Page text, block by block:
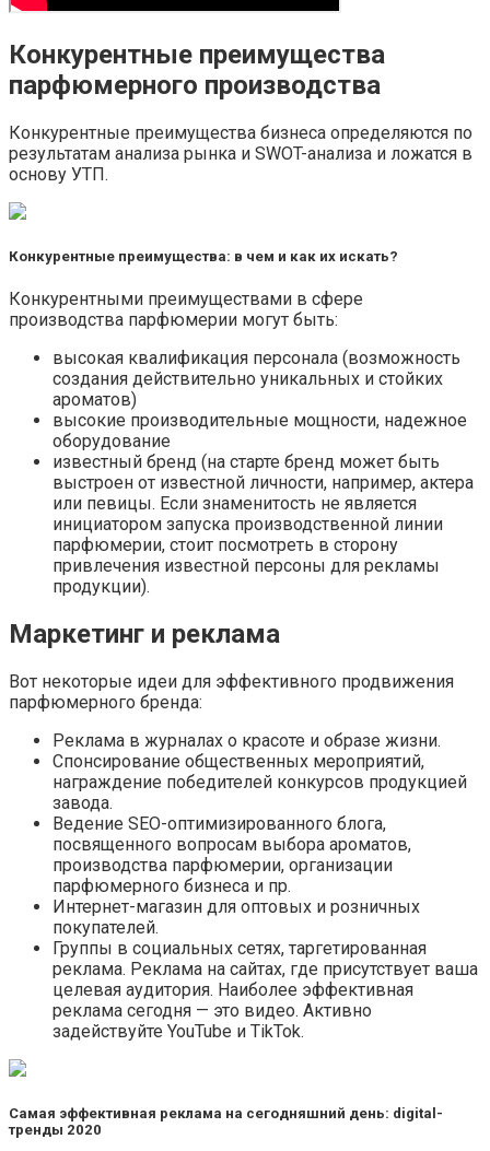
Конкурентные преимущества
парфюмерного производства
Конкурентные преимущества бизнеса определяются по
результатам анализа рынка и SWOT-анализа и ложатся в
основу УТП.
Конкурентные преимущества: в чем и как их искать?
Конкурентными преимуществами в сфере
производства парфюмерии могут быть:
высокая квалификация персонала (возможность
создания действительно уникальных и стойких
ароматов)
высокие производительные мощности, надежное
оборудование
известный бренд (на старте бренд может быть
выстроен от известной личности, например, актера
или певицы. Если знаменитость не является
инициатором запуска производственной линии
парфюмерии, стоит посмотреть в сторону
привлечения известной персоны для рекламы
продукции).
Маркетинг и реклама
Вот некоторые идеи для эффективного продвижения
парфюмерного бренда:
Реклама в журналах о красоте и образе жизни.
Спонсирование общественных мероприятий,
награждение победителей конкурсов продукцией
завода.
Ведение SEO-оптимизированного блога,
посвященного вопросам выбора ароматов,
производства парфюмерии, организации
парфюмерного бизнеса и пр.
Интернет-магазин для оптовых и розничных
покупателей.
Группы в социальных сетях, таргетированная
реклама. Реклама на сайтах, где присутствует ваша
целевая аудитория. Наиболее эффективная
реклама сегодня — это видео. Активно
задействуйте YouTube и TikTok.
Самая эффективная реклама на сегодняшний день: digital-
тренды 2020